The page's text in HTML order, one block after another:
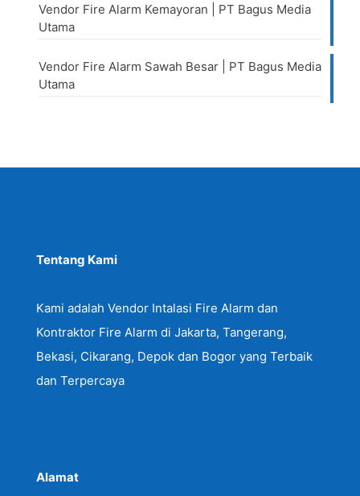
Vendor Fire Alarm Kemayoran | PT Bagus Media
Utama
Vendor Fire Alarm Sawah Besar | PT Bagus Media
Utama
Tentang Kami
Kami adalah Vendor Intalasi Fire Alarm dan
Kontraktor Fire Alarm di Jakarta, Tangerang,
Bekasi, Cikarang, Depok dan Bogor yang Terbaik
dan Terpercaya
Alamat